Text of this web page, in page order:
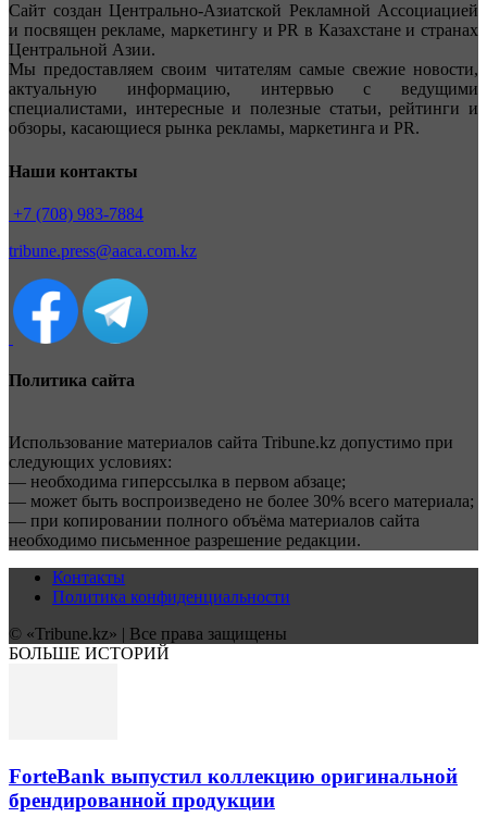
Сайт создан Центрально-Азиатской Рекламной Ассоциацией
и посвящен рекламе, маркетингу и PR в Казахстане и странах
Центральной Азии.
Мы предоставляем своим читателям самые свежие новости,
актуальную информацию, интервью с ведущими
специалистами, интересные и полезные статьи, рейтинги и
обзоры, касающиеся рынка рекламы, маркетинга и PR.
Наши контакты
+7 (708) 983-7884
tribune.press@aaca.com.kz
Политика сайта
Использование материалов сайта Tribune.kz допустимо при
следующих условиях:
— необходима гиперссылка в первом абзаце;
— может быть воспроизведено не более 30% всего материала;
— при копировании полного объёма материалов сайта
необходимо письменное разрешение редакции.
Контакты
Политика конфиденциальности
© «Tribune.kz» | Все права защищены
БОЛЬШЕ ИСТОРИЙ
ForteBank выпустил коллекцию оригинальной
брендированной продукции